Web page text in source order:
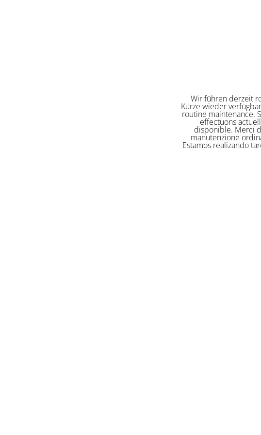
Wir führen derzeit
Kürze wieder
routine maintenance.
effectuons
disponible. Merci
manutenzione
Estamos realizando